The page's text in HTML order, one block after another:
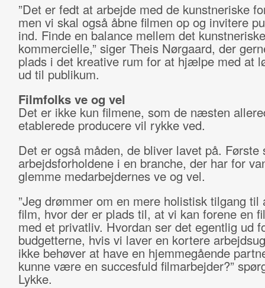
”Det er fedt at arbejde med de kunstneriske
men vi skal også åbne filmen op og invitere
ind. Finde en balance mellem det
kommercielle,” siger Theis Nørgaard, der
plads i det kreative rum for at hjælpe med at
ud til publikum.
Filmfolks ve og vel
Det er ikke kun filmene, som de næsten
etablerede producere vil rykke ved.
Det er også måden, de bliver lavet på. Første
arbejdsforholdene i en branche, der har for
glemme medarbejdernes ve og vel.
”Jeg drømmer om en mere holistisk tilgang til
film, hvor der er plads til, at vi kan forene en
med et privatliv. Hvordan ser det egentlig ud
budgetterne, hvis vi laver en kortere
ikke behøver at have en hjemmegående
kunne være en succesfuld filmarbejder?”
Lykke.